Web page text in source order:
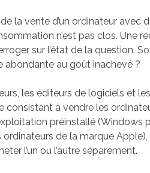
la vente d’un ordinateur avec
n’est pas clos. Une
sur l’état de la question.
abondante au goût inachevé ?
les éditeurs de logiciels et
consistant à vendre les
préinstallé (Windows
de la marque
l’un ou l’autre séparément.